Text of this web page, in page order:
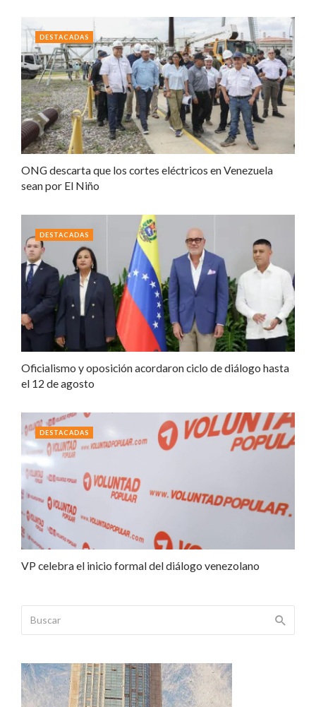
ONG descarta que los cortes eléctricos en Venezuela
sean por El Niño
DESTACADAS
Oficialismo y oposición acordaron ciclo de diálogo hasta
el 12 de agosto
DESTACADAS
VP celebra el inicio formal del diálogo venezolano
DESTACADAS